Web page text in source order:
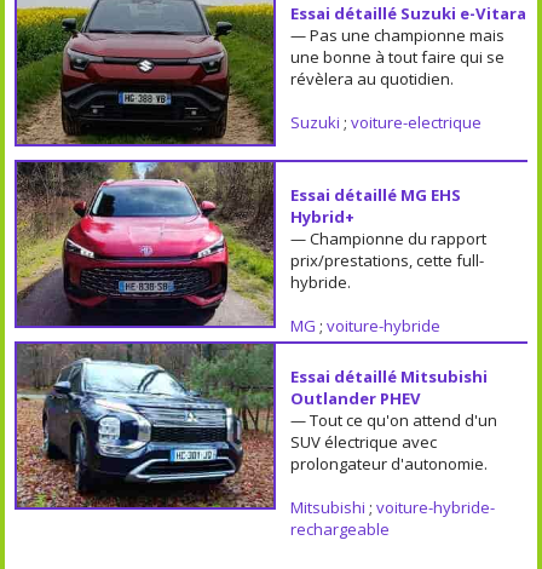
Essai détaillé Suzuki e-Vitara
— Pas une championne mais
une bonne à tout faire qui se
révèlera au quotidien.
Suzuki ; voiture-electrique
Essai détaillé MG EHS
Hybrid+
— Championne du rapport
prix/prestations, cette full-
hybride.
MG ; voiture-hybride
Essai détaillé Mitsubishi
Outlander PHEV
— Tout ce qu'on attend d'un
SUV électrique avec
prolongateur d'autonomie.
Mitsubishi ; voiture-hybride-
rechargeable